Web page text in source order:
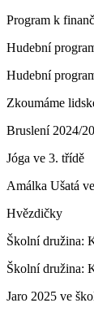
Program k
Hudební
Hudební
Zkoumáme
Bruslení 2024/
Jóga ve 3. třídě
Amálka Ušatá
Hvězdičky
Školní družina:
Školní družina:
Jaro 2025 ve